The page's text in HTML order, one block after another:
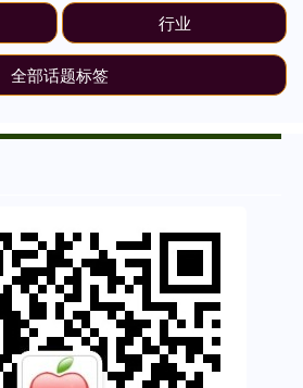
行业
全部话题标签